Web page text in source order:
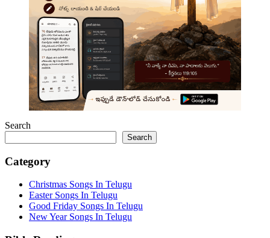
Search
Search
Category
Christmas Songs In Telugu
Easter Songs In Telugu
Good Friday Songs In Telugu
New Year Songs In Telugu